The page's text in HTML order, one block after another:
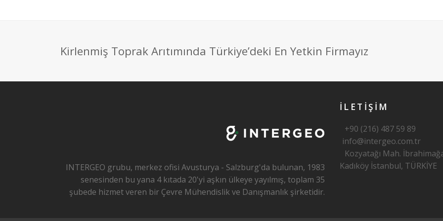
Kirlenmiş Toprak Arıtımında Türkiye’deki En Yetkin Firmayız
INTERGEO grubu, merkez ofisi Avusturya - Salzburg'da bulunan, 1983
senesinden bu yana 4 kıtada 20'yi aşkın ülkeye yayılmış, toplam 35
şubede hizmet veren bir Çevre Mühendislik ve Danışmanlık şirketidir.
İLETİŞİM
+90 (216) 487 59 89
info@intergeo.com.tr
Kozyatağı Mah.
Kadıköy İstanbul, TÜRKİYE